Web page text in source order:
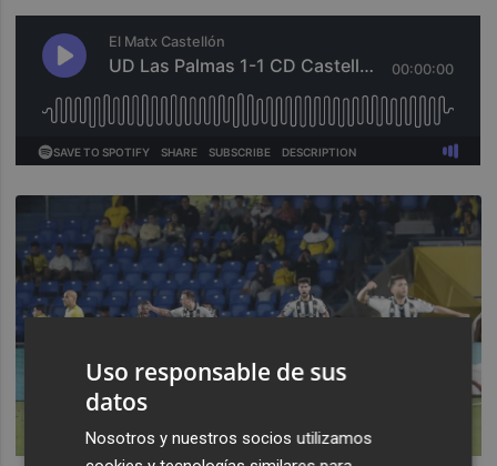
Uso responsable de sus
datos
Nosotros y nuestros socios utilizamos